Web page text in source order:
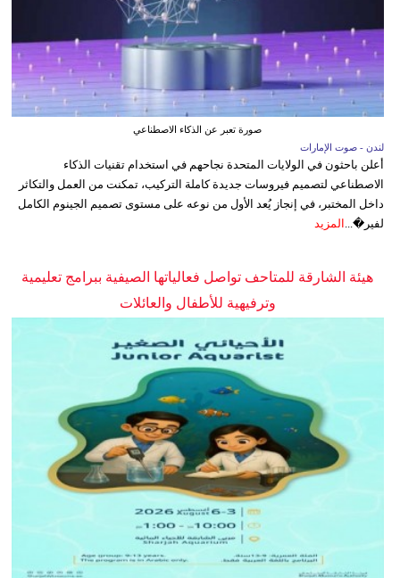
صورة تعبر عن الذكاء الاصطناعي
لندن - صوت الإمارات
أعلن باحثون في الولايات المتحدة نجاحهم في استخدام تقنيات الذكاء
الاصطناعي لتصميم فيروسات جديدة كاملة التركيب، تمكنت من العمل والتكاثر
داخل المختبر، في إنجاز يُعد الأول من نوعه على مستوى تصميم الجينوم الكامل
لفير�...
المزيد
هيئة الشارقة للمتاحف تواصل فعالياتها الصيفية ببرامج تعليمية
وترفيهية للأطفال والعائلات